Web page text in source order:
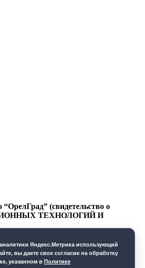
(свидетельство о
ТЕХНОЛОГИЙ И
Яндекс.Метрика использующий
вы даете свое согласие на обработку
указанном в Политике